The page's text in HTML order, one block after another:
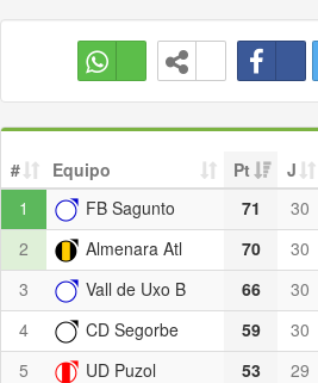
# Equipo Pt J
1
FB Sagunto 71 30
2
Almenara Atl 70 30
3
Vall de Uxo B 66 30
4
CD Segorbe 59 30
5
UD Puzol 53 29